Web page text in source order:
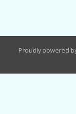
Proudly powered